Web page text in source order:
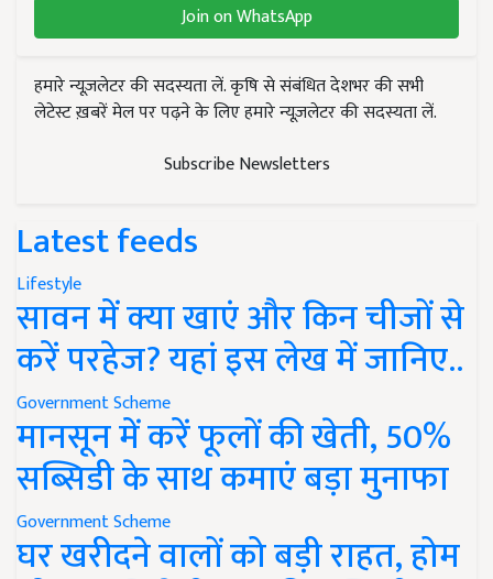
Join on WhatsApp
हमारे न्यूज़लेटर की सदस्यता लें. कृषि से संबंधित देशभर की सभी
लेटेस्ट ख़बरें मेल पर पढ़ने के लिए हमारे न्यूज़लेटर की सदस्यता लें.
Subscribe Newsletters
Latest feeds
Lifestyle
सावन में क्या खाएं और किन चीजों से
करें परहेज? यहां इस लेख में जानिए..
Government Scheme
मानसून में करें फूलों की खेती, 50%
सब्सिडी के साथ कमाएं बड़ा मुनाफा
Government Scheme
घर खरीदने वालों को बड़ी राहत, होम